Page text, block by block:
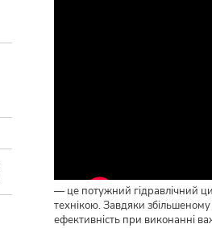
— це потужний гідравлічний
технікою. Завдяки
ефективність при виконанні